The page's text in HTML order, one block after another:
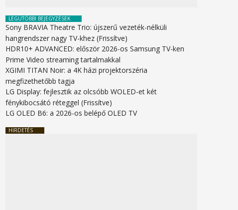
LEGUTÓBBI BEJEGYZÉSEK
Sony BRAVIA Theatre Trio: újszerű vezeték-nélküli
hangrendszer nagy TV-khez (Frissítve)
HDR10+ ADVANCED: először 2026-os Samsung TV-ken
Prime Video streaming tartalmakkal
XGIMI TITAN Noir: a 4K házi projektorszéria
megfizethetőbb tagja
LG Display: fejlesztik az olcsóbb WOLED-et két
fénykibocsátó réteggel (Frissítve)
LG OLED B6: a 2026-os belépő OLED TV
HIRDETÉS